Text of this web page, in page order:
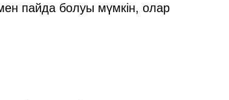
пайда болуы мүмкін, олар